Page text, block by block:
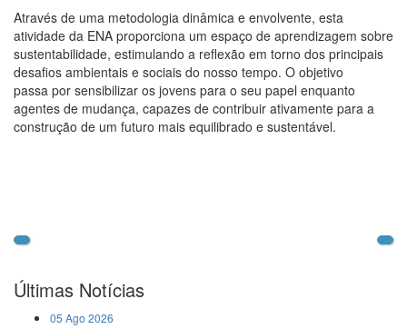
Através de uma metodologia dinâmica e envolvente, esta
atividade da ENA proporciona um espaço de aprendizagem sobre
sustentabilidade, estimulando a reflexão em torno dos principais
desafios ambientais e sociais do nosso tempo. O objetivo
passa por sensibilizar os jovens para o seu papel enquanto
agentes de mudança, capazes de contribuir ativamente para a
construção de um futuro mais equilibrado e sustentável.
Últimas Notícias
05 Ago 2026